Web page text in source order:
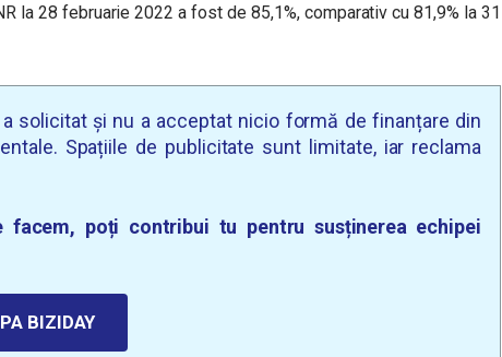
la 28 februarie 2022 a fost de 85,1%, comparativ cu 81,9% la 31
a solicitat și nu a acceptat nicio formă de finanțare din
Spațiile de publicitate sunt limitate, iar reclama
facem, poți contribui tu pentru susținerea echipei
BIZIDAY